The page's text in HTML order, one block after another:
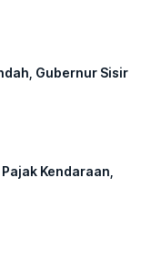
Gubernur Sisir
Kendaraan,